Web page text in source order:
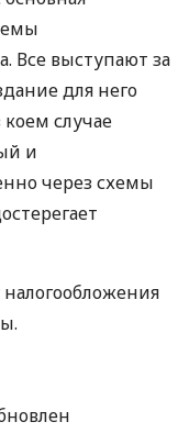
Все выступают за
для него
случае
и
через схемы